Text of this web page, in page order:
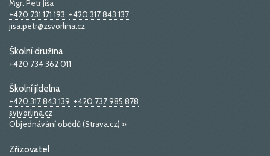
Mgr. Petr Jíša
+420 731 171 193 +420 317 843 137
jisa.petr@zsvorlina.cz
Školní družina
+420 734 362 011
Školní jídelna
+420 317 843 139, +420 737 985 878
svjvorlina.cz
Objednávání obědů (Strava.cz) »
Zřizovatel